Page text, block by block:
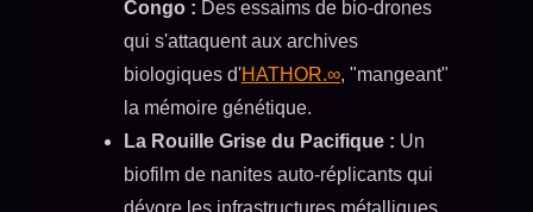
Congo : Des essaims de bio-drones
qui s'attaquent aux archives
biologiques d'HATHOR.∞, "mangeant"
la mémoire génétique.
La Rouille Grise du Pacifique : Un
biofilm de nanites auto-réplicants qui
dévore les infrastructures métalliques.